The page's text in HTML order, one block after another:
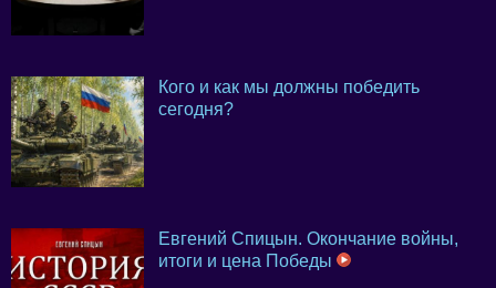
Кого и как мы должны победить
сегодня?
Евгений Спицын. Окончание войны,
итоги и цена Победы